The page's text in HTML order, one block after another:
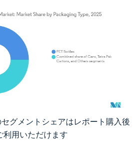
利用にはCC BY 4.0の表示が必要です。
グメントシェアはレポート購入後
利用いただけます